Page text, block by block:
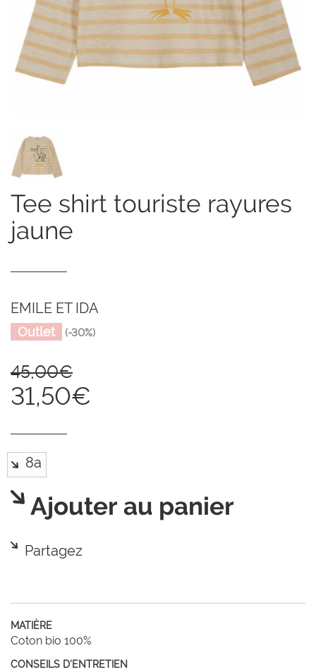
tee shirt touriste rayures
jaune
EMILE ET IDA
Outlet (-30%)
45,00€
31,50€
Ajouter au panier
Partagez
MATIÈRE
Coton bio 100%
CONSEILS D'ENTRETIEN